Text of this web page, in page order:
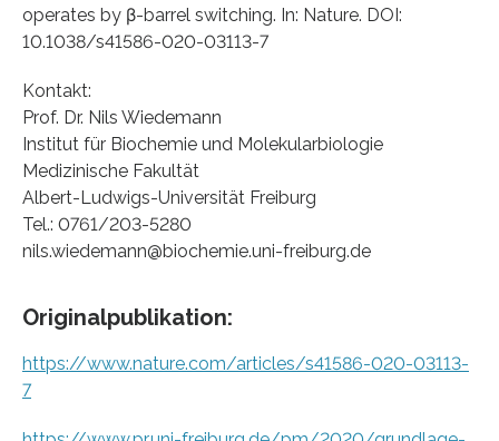
operates by β-barrel switching. In: Nature. DOI:
10.1038/s41586-020-03113-7
Kontakt:
Prof. Dr. Nils Wiedemann
Institut für Biochemie und Molekularbiologie
Medizinische Fakultät
Albert-Ludwigs-Universität Freiburg
Tel.: 0761/203-5280
nils.wiedemann@biochemie.uni-freiburg.de
Originalpublikation:
https://www.nature.com/articles/s41586-020-03113-
7